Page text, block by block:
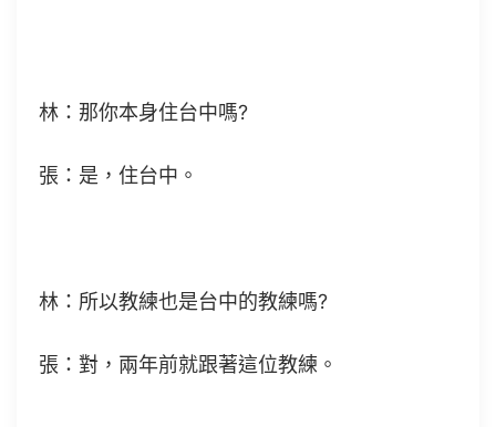
林：那你本身住台中嗎?
張：是，住台中。
林：所以教練也是台中的教練嗎?
張：對，兩年前就跟著這位教練。